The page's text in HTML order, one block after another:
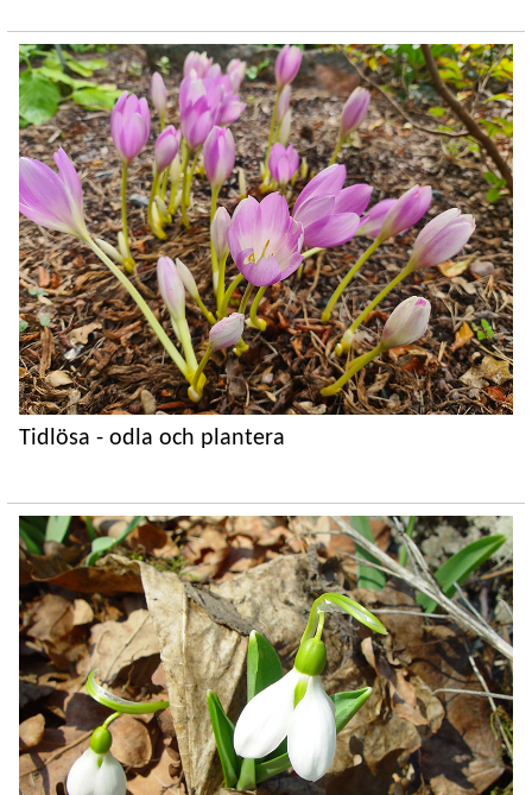
Tidlösa - odla och plantera